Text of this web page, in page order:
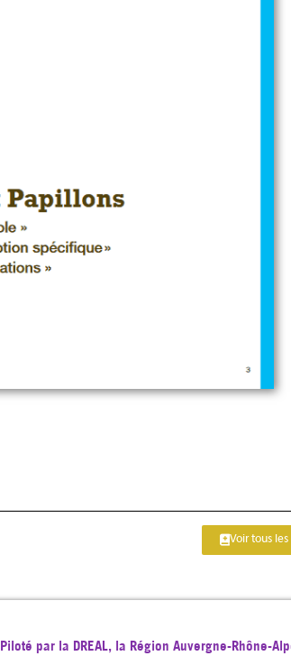
Voir tous
Piloté par la DREAL, la Région Auvergne-Rhône-